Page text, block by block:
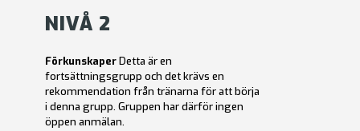
NIVÅ 2
FörkunskaperDetta är en
fortsättningsgrupp och det krävs en
rekommendation från tränarna för att börja
i denna grupp. Gruppen har därför ingen
öppen anmälan.